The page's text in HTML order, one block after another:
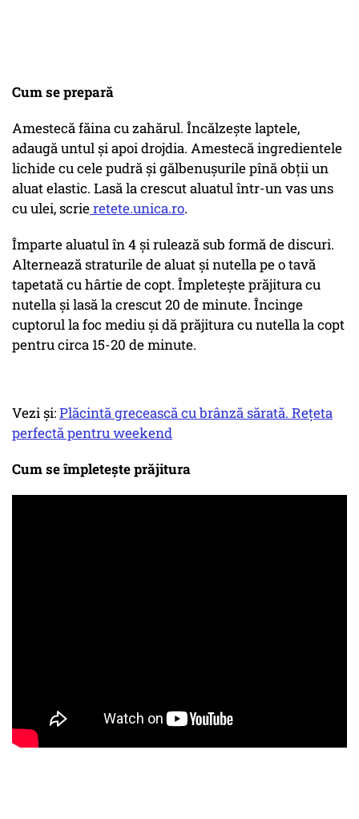
Cum se prepară
Amestecă făina cu zahărul. Încălzeşte laptele,
adaugă untul şi apoi drojdia. Amestecă ingredientele
lichide cu cele pudră şi gălbenuşurile pînă obţii un
aluat elastic. Lasă la crescut aluatul într-un vas uns
cu ulei, scrieretete.unica.ro.
Împarte aluatul în 4 şi rulează sub formă de discuri.
Alternează straturile de aluat şi nutella pe o tavă
tapetată cu hârtie de copt. Împleteşte prăjitura cu
nutella şi lasă la crescut 20 de minute. Încinge
cuptorul la foc mediu şi dă prăjitura cu nutella la copt
pentru circa 15-20 de minute.
Vezi și:Plăcintă grecească cu brânză sărată. Rețeta
perfectă pentru weekend
Cum se împletește prăjitura